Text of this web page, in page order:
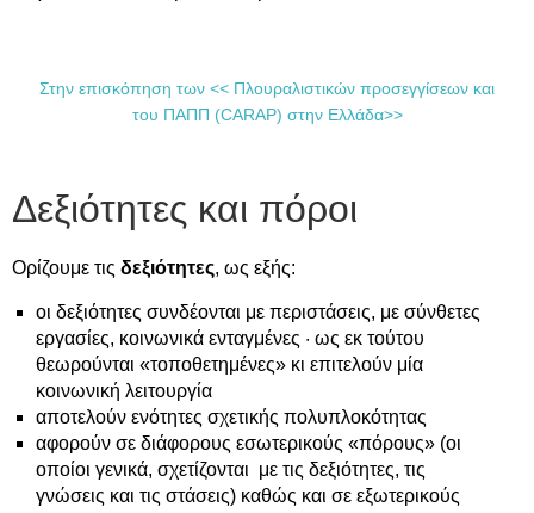
Στην επισκόπηση των << Πλουραλιστικών προσεγγίσεων και
του ΠΑΠΠ (CARAP) στην Ελλάδα>>
Δεξιότητες και πόροι
Ορίζουμε τις δεξιότητες, ως εξής:
οι δεξιότητες συνδέονται με περιστάσεις, με σύνθετες
εργασίες, κοινωνικά ενταγμένες · ως εκ τούτου
θεωρούνται «τοποθετημένες» κι επιτελούν μία
κοινωνική λειτουργία
αποτελούν ενότητες σχετικής πολυπλοκότητας
αφορούν σε διάφορους εσωτερικούς «πόρους» (οι
οποίοι γενικά, σχετίζονται με τις δεξιότητες, τις
γνώσεις και τις στάσεις) καθώς και σε εξωτερικούς